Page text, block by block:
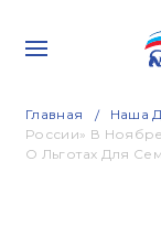
Главная Наша
России» В
О Льготах Для